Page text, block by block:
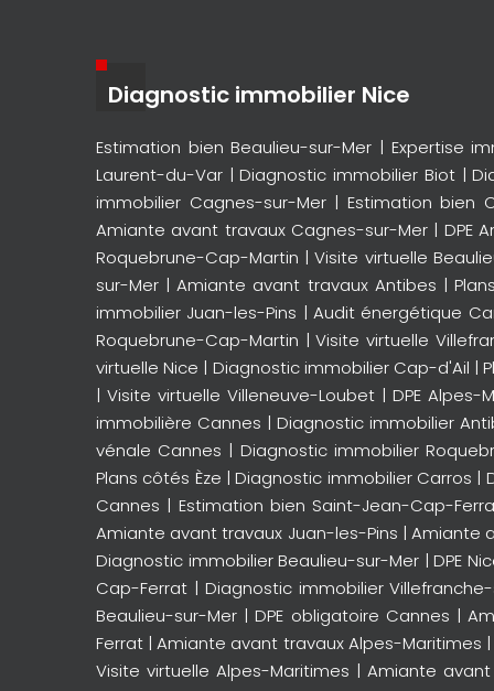
Diagnostic immobilier Nice
Estimation bien Beaulieu-sur-Mer | Expertise
Laurent-du-Var |Diagnostic immobilier Biot|
immobilier Cagnes-sur-Mer| Estimation bien
Amiante avant travaux Cagnes-sur-Mer | DPE
Roquebrune-Cap-Martin |Visite virtuelle
sur-Mer |Amiante avant travaux Antibes |
immobilier Juan-les-Pins |Audit énergétique
Roquebrune-Cap-Martin |Visite virtuelle
virtuelle Nice | Diagnostic immobilier Cap-d'Ail |
|Visite virtuelle Villeneuve-Loubet |DPE Alpes-
immobilière Cannes | Diagnostic immobilier
vénale Cannes | Diagnostic immobilier
Plans côtés Èze |Diagnostic immobilier Carros |
Cannes | Estimation bien Saint-Jean-Cap-
Amiante avant travaux Juan-les-Pins |Amiante
Diagnostic immobilier Beaulieu-sur-Mer |DPE
Cap-Ferrat | Diagnostic immobilier
Beaulieu-sur-Mer |DPE obligatoire Cannes |
Ferrat |Amiante avant travaux Alpes-Maritimes
Visite virtuelle Alpes-Maritimes | Amiante avant